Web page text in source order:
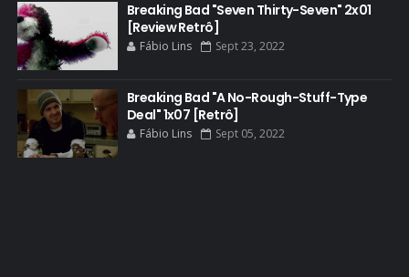
BOB ODENKIRK
BOB ODENKIRK CINEMA
BOB ODENKIRK TV
BREAKING BAD ART PROJECT
BREAKING BAD HISTORY
BREAKING BAD DA VIDA REAL
Breaking Bad "Seven Thirty-Seven" 2x01
[Review Retrô]
Fábio Lins Sept 23, 2022
Breaking Bad "A No-Rough-Stuff-Type
Deal" 1x07 [Retrô]
Fábio Lins Sept 05, 2022